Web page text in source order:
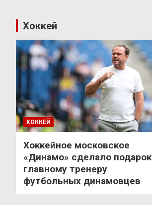
Хоккей
ХОККЕЙ
Хоккейное московское
«Динамо» сделало подарок
главному тренеру
футбольных динамовцев